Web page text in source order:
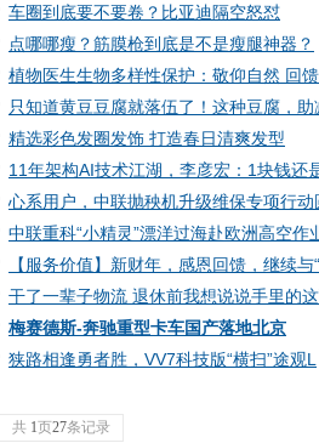
车圈到底要不要卷？比亚迪隔空怒怼
点哪哪瘦？筋膜枪到底是不是瘦腿神器？
植物医生生物多样性保护：敬仰自然 回
只知道黄豆豆腐就落伍了！这种豆腐，
精选彩色发圈发饰 打造春日清爽发型
11年架构AI技术江湖，李彦宏：1块钱还
心系用户，中联抛秧机升级维保专项行动
中联重科“小精灵”漂洋过海赴欧洲高空作
【服务价值】新财年，感恩回馈，继续与
干了一辈子物流 退休前我想说说手里的
梅赛德斯-奔驰重型卡车国产落地北京
狭路相逢勇者胜，VV7科技版“横扫”途观L
共 1页27条记录